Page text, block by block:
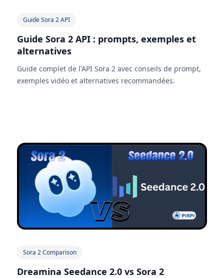
Guide Sora 2 API
Guide Sora 2 API : prompts, exemples et
alternatives
Guide complet de l'API Sora 2 avec conseils de prompt,
exemples vidéo et alternatives recommandées.
Sora 2 Comparison
Dreamina Seedance 2.0 vs Sora 2